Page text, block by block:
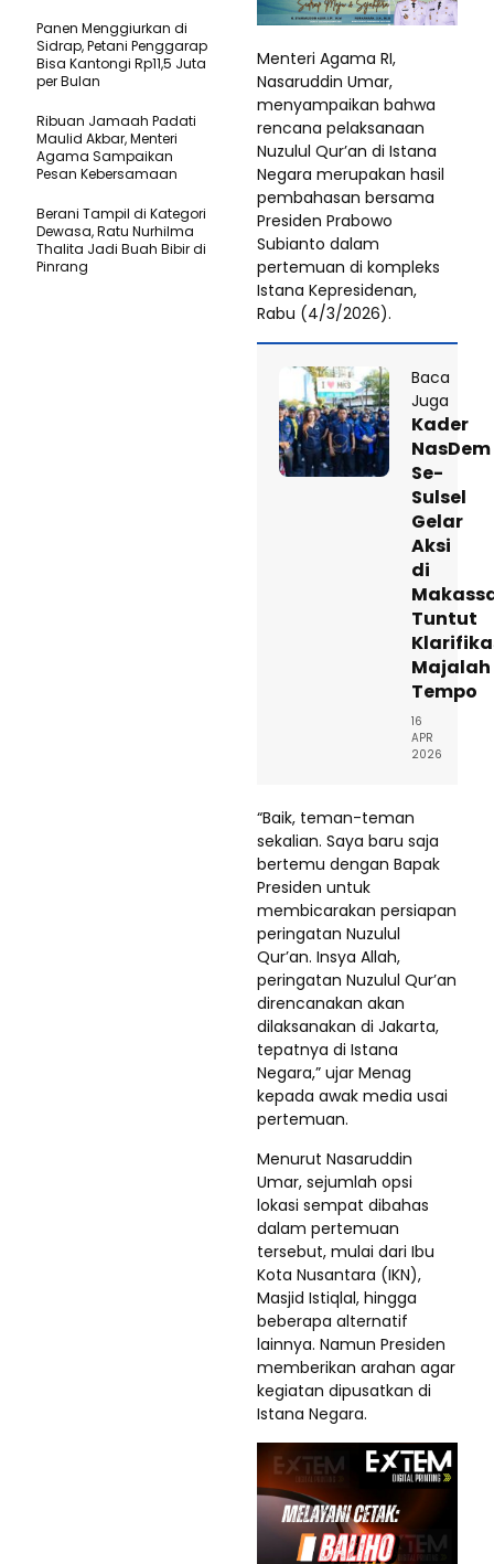
Menteri Agama RI,
Nasaruddin Umar,
menyampaikan bahwa
rencana pelaksanaan
Nuzulul Qur’an di Istana
Negara merupakan hasil
pembahasan bersama
Presiden Prabowo
Subianto dalam
pertemuan di kompleks
Istana Kepresidenan,
Rabu (4/3/2026).
Baca
Juga
Kader
NasDem
Se-
Sulsel
Gelar
Aksi
di
Tuntut
Majalah
Tempo
16
APR
2026
“Baik, teman-teman
sekalian. Saya baru saja
bertemu dengan Bapak
Presiden untuk
membicarakan persiapan
peringatan Nuzulul
Qur’an. Insya Allah,
peringatan Nuzulul Qur’an
direncanakan akan
dilaksanakan di Jakarta,
tepatnya di Istana
Negara,” ujar Menag
kepada awak media usai
pertemuan.
Menurut Nasaruddin
Umar, sejumlah opsi
lokasi sempat dibahas
dalam pertemuan
tersebut, mulai dari Ibu
Kota Nusantara (IKN),
Masjid Istiqlal, hingga
beberapa alternatif
lainnya. Namun Presiden
memberikan arahan agar
kegiatan dipusatkan di
Istana Negara.
Panen Menggiurkan di
Sidrap, Petani Penggarap
Bisa Kantongi Rp11,5 Juta
per Bulan
Ribuan Jamaah Padati
Maulid Akbar, Menteri
Agama Sampaikan
Pesan Kebersamaan
Berani Tampil di Kategori
Dewasa, Ratu Nurhilma
Thalita Jadi Buah Bibir di
Pinrang